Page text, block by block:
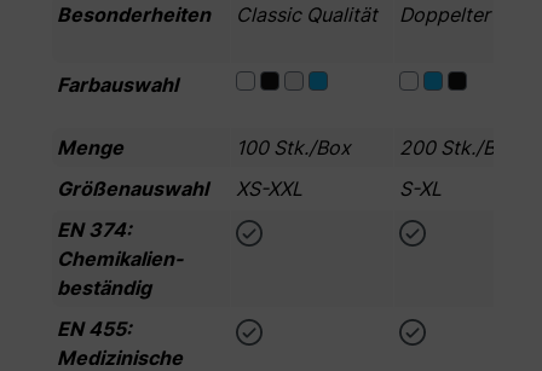
Besonderheiten Classic Qualität Doppelter
Farbauswahl
Menge 100 Stk./Box
200 Stk./Box
Größenauswahl
XS-XXL
S-XL
EN 374:
Chemikalien­
beständig
EN 455:
Medizinische